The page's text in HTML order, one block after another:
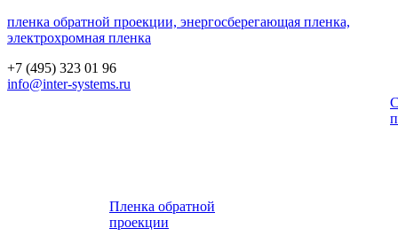
пленка обратной проекции, энергосберегающая пленка,
электрохромная пленка
+7 (495) 323 01 96
info@inter-systems.ru
Пленка обратной
проекции